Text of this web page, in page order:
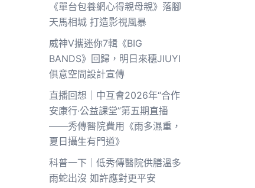
《單台包養網心得親母親》落腳
天馬相城 打造影視風暴
威神V攜迷你7輯《BIG
BANDS》回歸，明日來穗JIUYI
俱意空間設計宣傳
直播回想｜中互會2026年“合作
安康行·公益課堂”第五期直播
——秀傳醫院費用《雨多濕重，
夏日攝生有門道》
科普一下｜低秀傳醫院供膳溫多
雨蛇出沒 如許應對更平安